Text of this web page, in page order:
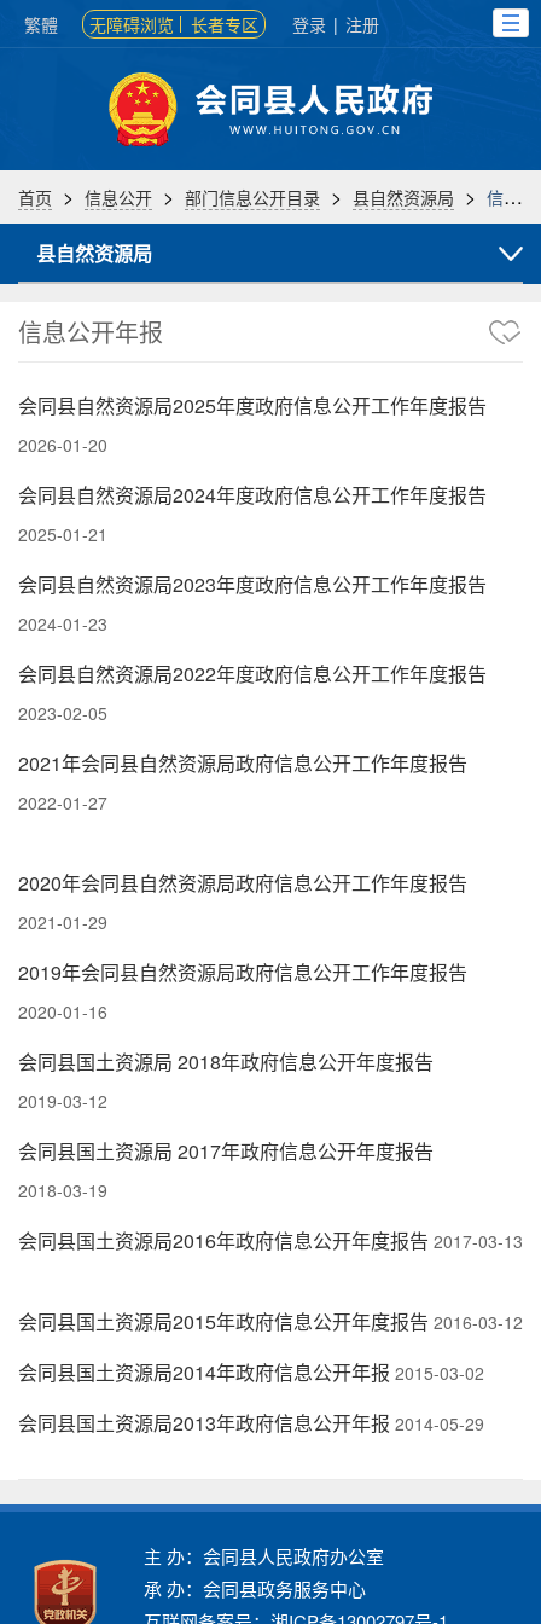
繁體 无障碍浏览 长者专区 登录 | 注册
首页 > 信息公开 > 部门信息公开目录 > 县自然资源局 > 信息公开年报
县自然资源局
信息公开年报
会同县自然资源局2025年度政府信息公开工作年度报告
2026-01-20
会同县自然资源局2024年度政府信息公开工作年度报告
2025-01-21
会同县自然资源局2023年度政府信息公开工作年度报告
2024-01-23
会同县自然资源局2022年度政府信息公开工作年度报告
2023-02-05
2021年会同县自然资源局政府信息公开工作年度报告
2022-01-27
2020年会同县自然资源局政府信息公开工作年度报告
2021-01-29
2019年会同县自然资源局政府信息公开工作年度报告
2020-01-16
会同县国土资源局 2018年政府信息公开年度报告
2019-03-12
会同县国土资源局 2017年政府信息公开年度报告
2018-03-19
会同县国土资源局2016年政府信息公开年度报告 2017-03-13
会同县国土资源局2015年政府信息公开年度报告 2016-03-12
会同县国土资源局2014年政府信息公开年报 2015-03-02
会同县国土资源局2013年政府信息公开年报 2014-05-29
主 办：会同县人民政府办公室
承 办：会同县政务服务中心